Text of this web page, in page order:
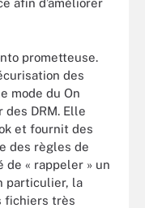
afin d’améliorer
prometteuse.
des
mode du On
des DRM. Elle
et fournit des
des règles de
de « rappeler » un
particulier, la
fichiers très